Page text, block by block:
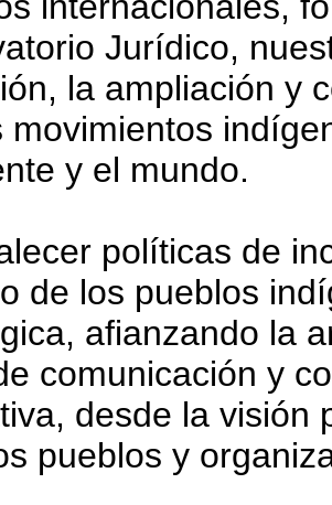
Jurídico,
la ampliación y
movimientos
y el mundo.
políticas de
de los pueblos
afianzando la
comunicación y
desde la visión
pueblos y